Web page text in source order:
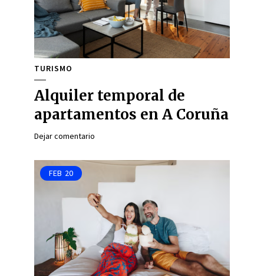
TURISMO
Alquiler temporal de
apartamentos en A Coruña
Dejar comentario
FEB 20